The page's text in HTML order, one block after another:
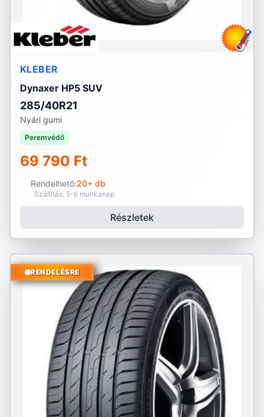
KLEBER
Dynaxer HP5 SUV
285/40R21
Nyári gumi
Peremvédő
69 790 Ft
Rendelhető:20+ db
Szállítás: 5-6 munkanap
Részletek
RENDELÉSRE